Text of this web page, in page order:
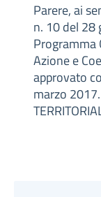
Parere, ai
n. 10 del 28
Programma
Azione e
approvato
marzo 2017.